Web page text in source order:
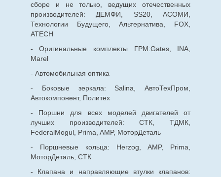
сборе и не только, ведущих отечественных
производителей: ДЕМФИ, SS20, АСОМИ,
Технологии Будущего, Альтернатива, FOX,
ATECH
- Оригинальные комплекты ГРМ:Gates, INA,
Marel
- Автомобильная оптика
- Боковые зеркала: Salina, АвтоТехПром,
Автокомпонент, Политех
- Поршни для всех моделей двигателей от
лучших производителей: СТК, ТДМК,
FederalMogul, Prima, AMP, МоторДеталь
- Поршневые кольца: Herzog, AMP, Prima,
МоторДеталь, СТК
- Клапана и направляющие втулки клапанов: